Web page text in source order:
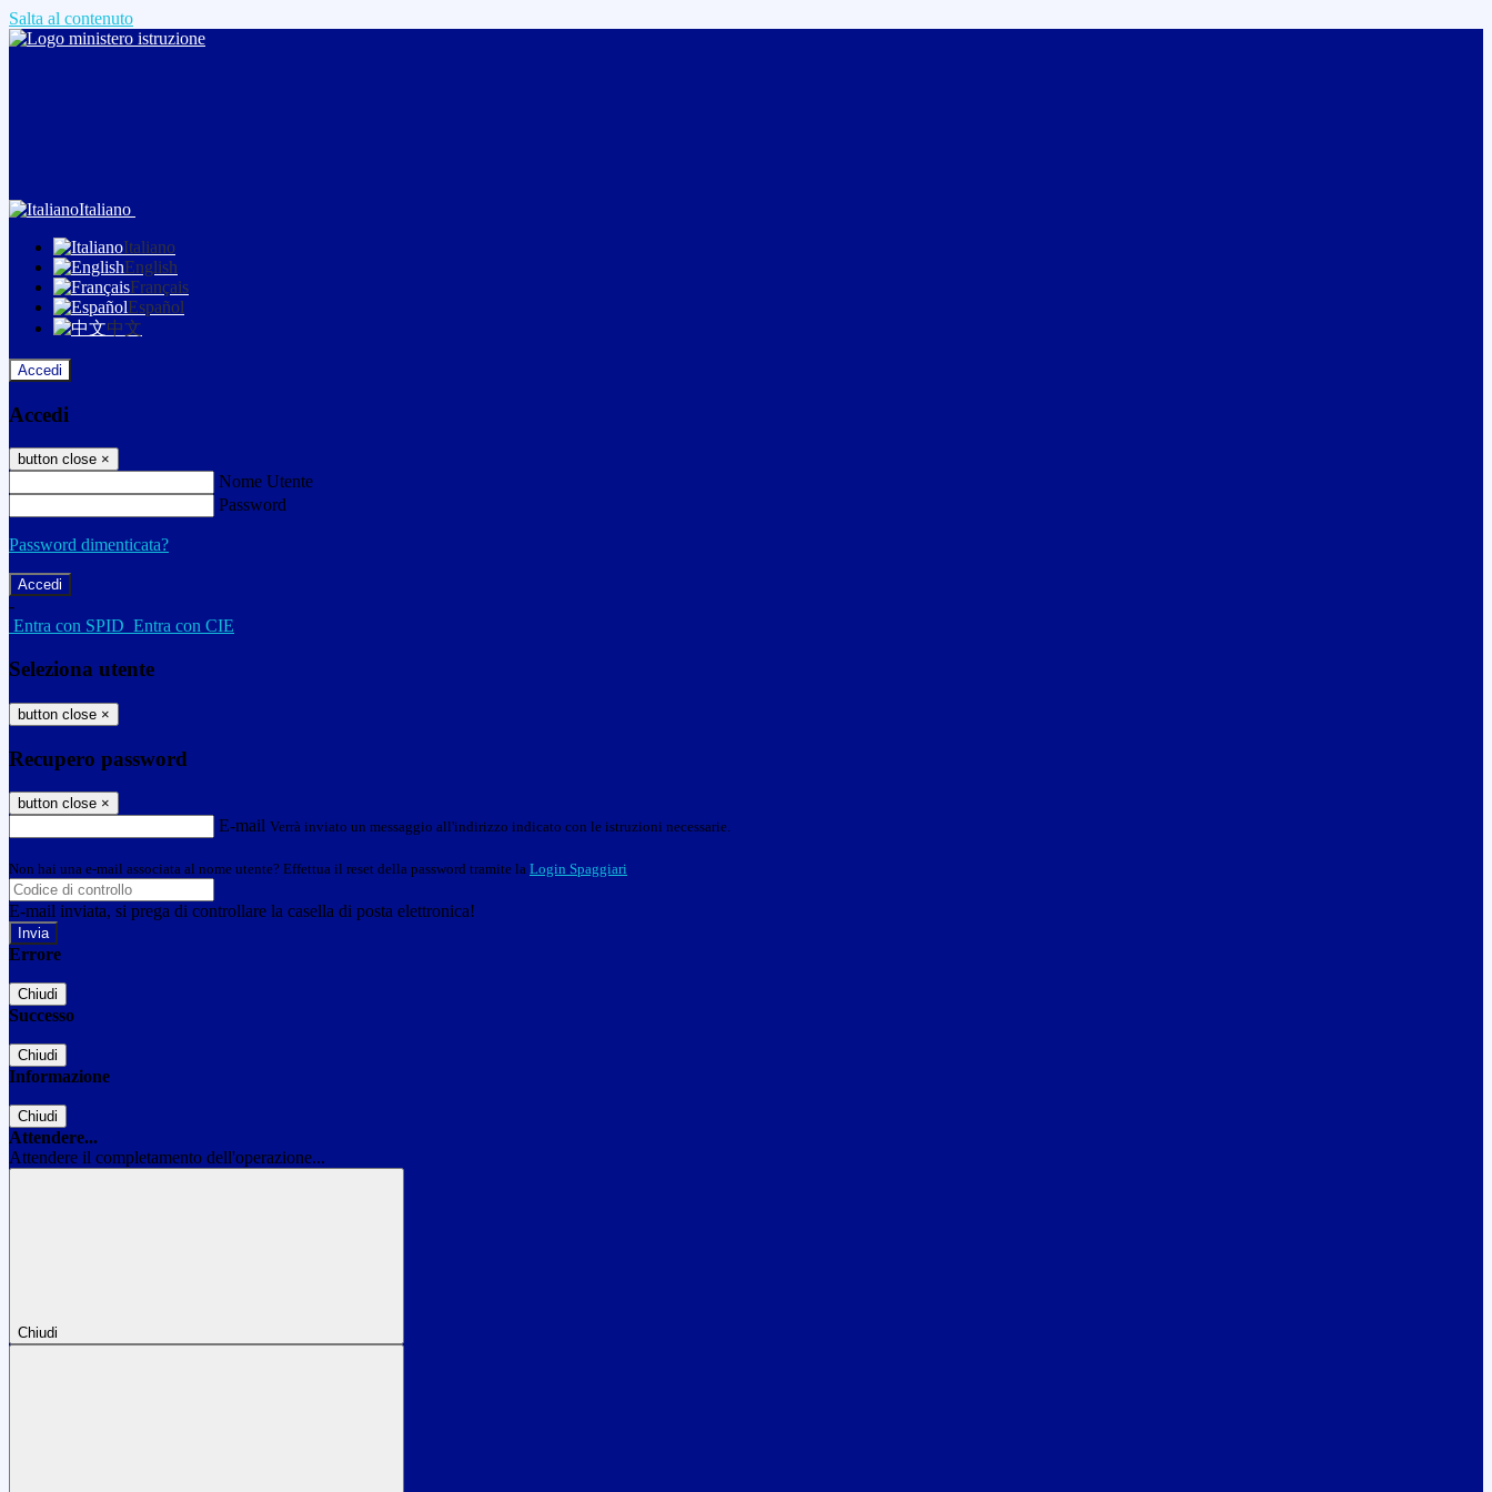
Salta al contenuto
Italiano
Italiano
English
Français
Español
中文
Accedi
Accedi
button close ×
Nome Utente
Password
Password dimenticata?
-
Entra con SPID Entra con CIE
Seleziona utente
button close ×
Recupero password
button close ×
E-mail Verrà inviato un messaggio all'indirizzo indicato con le istruzioni necessarie.
Non hai una e-mail associata al nome utente? Effettua il reset della password tramite la Login Spaggiari
E-mail inviata, si prega di controllare la casella di posta elettronica!
Errore
Chiudi
Successo
Chiudi
Informazione
Chiudi
Attendere...
Attendere il completamento dell'operazione...
Chiudi